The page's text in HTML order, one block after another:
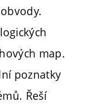
map.
poznatky
Řeší